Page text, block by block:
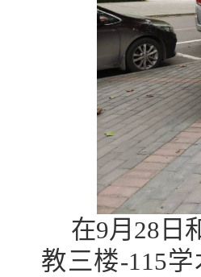
在9月28日
教三楼-115